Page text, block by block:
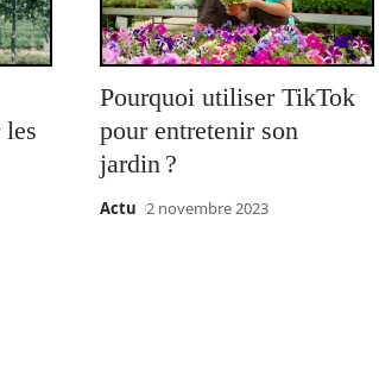
Pourquoi utiliser TikTok
pour entretenir son
jardin ?
Actu 2 novembre 2023